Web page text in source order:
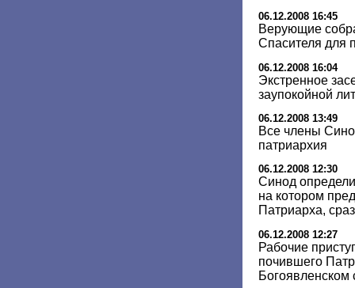
06.12.2008 16:45
Верующие
Спасителя для
06.12.2008 16:04
Экстренное
заупокойной
06.12.2008 13:49
Все члены
патриархия
06.12.2008 12:30
Синод
на котором
Патриарха,
06.12.2008 12:27
Рабочие
почившего
Богоявленском